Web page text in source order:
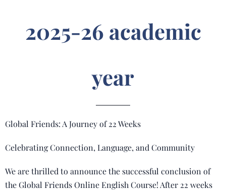
2025-26 academic
year
Global Friends: A Journey of 22 Weeks
Celebrating Connection, Language, and Community
We are thrilled to announce the successful conclusion of
the Global Friends Online English Course! After 22 weeks